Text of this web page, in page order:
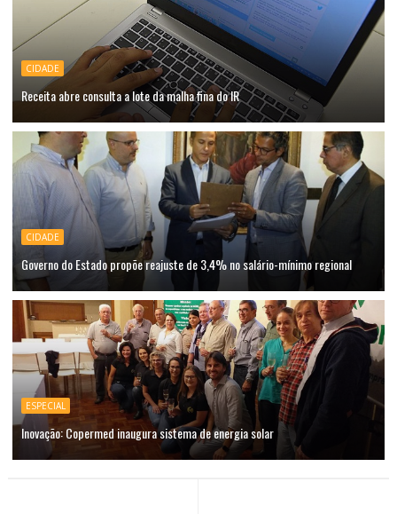
CIDADE
Receita abre consulta a lote da malha fina do IR
CIDADE
Governo do Estado propõe reajuste de 3,4% no salário-mínimo regional
ESPECIAL
Inovação: Copermed inaugura sistema de energia solar